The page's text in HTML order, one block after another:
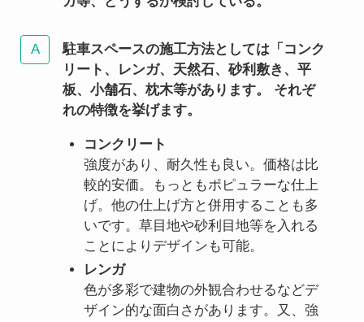
駐車スペースの施工方法としては「コンク
リート、レンガ、天然石、砂利敷き、平
板、小舗石、枕木等があります。 それぞ
れの特徴を挙げます。
コンクリート
強度があり、耐久性も良い。価格は比
較的安価。もっともポピュラーな仕上
げ。他の仕上げ方と併用することも多
いです。草目地や砂利目地等を入れる
ことによりデザインも可能。
レンガ
色が多彩で建物の外観合わせるなどデ
ザイン的な面白さがあります。又、強